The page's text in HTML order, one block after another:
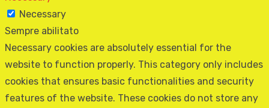
Necessary
Sempre abilitato
Necessary cookies are absolutely essential for the
website to function properly. This category only includes
cookies that ensures basic functionalities and security
features of the website. These cookies do not store any